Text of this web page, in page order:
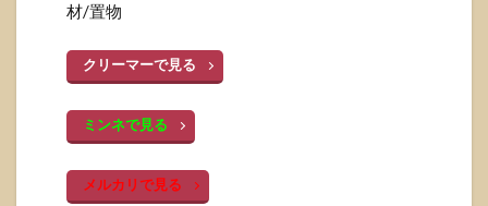
材/置物
クリーマーで見る
ミンネで見る
メルカリで見る